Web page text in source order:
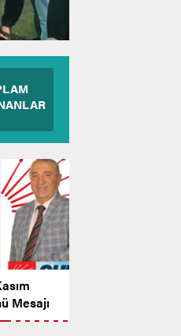
Mesajı